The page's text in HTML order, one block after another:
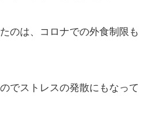
のは、コロナでの外食制限も
でストレスの発散にもなって